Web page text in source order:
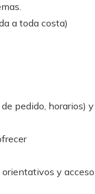
a toda costa)
pedido, horarios) y
y acceso